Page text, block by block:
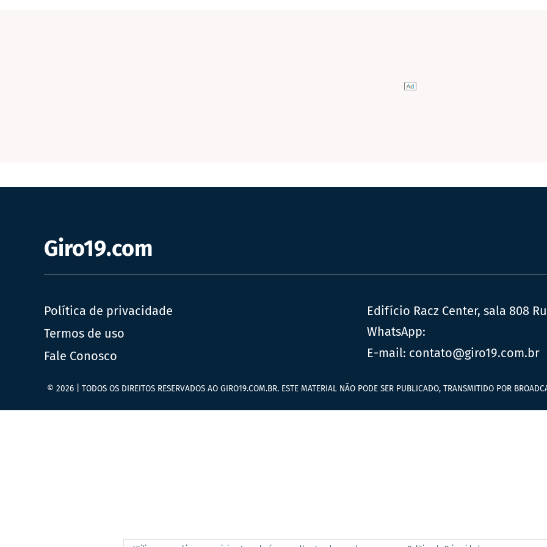
Giro19.com
Política de privacidade
Termos de uso
Fale Conosco
Edifício Racz Center, sala 808
WhatsApp:
E-mail: contato@giro19.com.br
© 2026 | TODOS OS DIREITOS RESERVADOS AO GIRO19.COM.BR. ESTE MATERIAL NÃO PODE SER PUBLICADO, TRANSMITIDO POR